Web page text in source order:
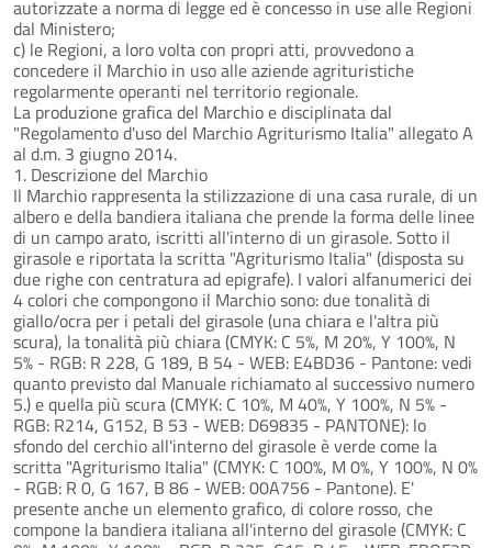
autorizzate a norma di legge ed è concesso in use alle Regioni
dal Ministero;
c) le Regioni, a loro volta con propri atti, provvedono a
concedere il Marchio in uso alle aziende agrituristiche
regolarmente operanti nel territorio regionale.
La produzione grafica del Marchio e disciplinata dal
"Regolamento d'uso del Marchio Agriturismo Italia" allegato A
al d.m. 3 giugno 2014.
1. Descrizione del Marchio
Il Marchio rappresenta la stilizzazione di una casa rurale, di un
albero e della bandiera italiana che prende la forma delle linee
di un campo arato, iscritti all'interno di un girasole. Sotto il
girasole e riportata la scritta "Agriturismo Italia" (disposta su
due righe con centratura ad epigrafe). I valori alfanumerici dei
4 colori che compongono il Marchio sono: due tonalità di
giallo/ocra per i petali del girasole (una chiara e l'altra più
scura), la tonalità più chiara (CMYK: C 5%, M 20%, Y 100%, N
5% - RGB: R 228, G 189, B 54 - WEB: E4BD36 - Pantone: vedi
quanto previsto dal Manuale richiamato al successivo numero
5.) e quella più scura (CMYK: C 10%, M 40%, Y 100%, N 5% -
RGB: R214, G152, B 53 - WEB: D69835 - PANTONE): lo
sfondo del cerchio all'interno del girasole è verde come la
scritta "Agriturismo Italia" (CMYK: C 100%, M 0%, Y 100%, N 0%
- RGB: R 0, G 167, B 86 - WEB: 00A756 - Pantone). E'
presente anche un elemento grafico, di colore rosso, che
compone la bandiera italiana all'interno del girasole (CMYK: C